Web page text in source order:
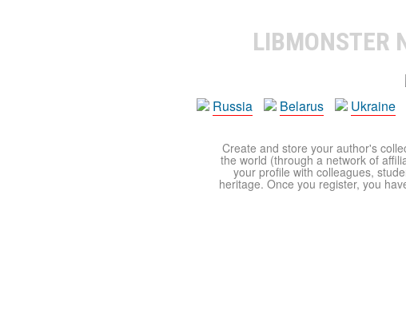
LIBMONSTER
Russia
Belarus Ukraine
Create and store your author's
the world (through a network of
your profile with colleagues,
heritage. Once you register, you